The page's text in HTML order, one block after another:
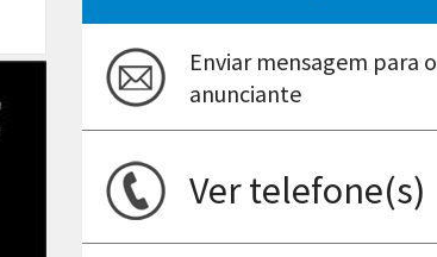
Enviar mensagem para o
anunciante
Ver telefone(s)